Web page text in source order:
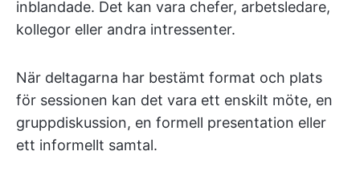
inblandade. Det kan vara chefer, arbetsledare,
kollegor eller andra intressenter.
När deltagarna har bestämt format och plats
för sessionen kan det vara ett enskilt möte, en
gruppdiskussion, en formell presentation eller
ett informellt samtal.